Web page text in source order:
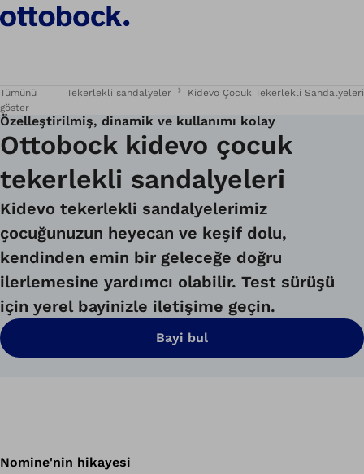
Tümünü
göster
Tekerlekli sandalyeler Kidevo Çocuk Tekerlekli Sandalyeleri
Özelleştirilmiş, dinamik ve kullanımı kolay
Ottobock kidevo çocuk
tekerlekli sandalyeleri
Kidevo tekerlekli sandalyelerimiz
çocuğunuzun heyecan ve keşif dolu,
kendinden emin bir geleceğe doğru
ilerlemesine yardımcı olabilir. Test sürüşü
için yerel bayinizle iletişime geçin.
Bayi bul
Nomine'nin hikayesi